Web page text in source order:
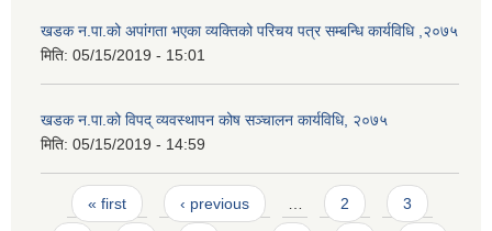
खडक न.पा.को अपांगता भएका व्यक्तिको परिचय पत्र सम्बन्धि कार्यविधि ,२०७५
मिति: 05/15/2019 - 15:01
खडक न.पा.को विपद् व्यवस्थापन कोष सञ्चालन कार्यविधि, २०७५
मिति: 05/15/2019 - 14:59
Pages
« first ‹ previous … 2 3